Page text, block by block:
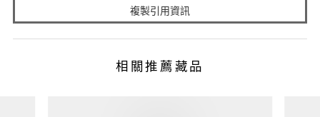
複製引用資訊
相關推薦藏品